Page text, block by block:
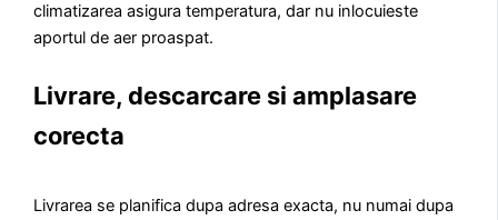
climatizarea asigura temperatura, dar nu inlocuieste
aportul de aer proaspat.
Livrare, descarcare si amplasare
corecta
Livrarea se planifica dupa adresa exacta, nu numai dupa